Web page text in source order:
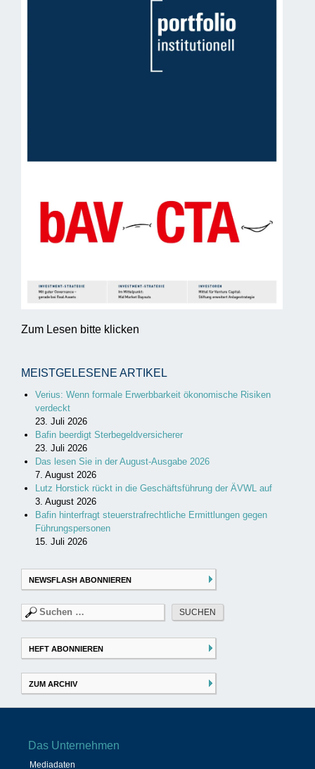
Zum Lesen bitte klicken
MEISTGELESENE ARTIKEL
Verius: Wenn formale Erwerbbarkeit ökonomische Risiken
verdeckt
23. Juli 2026
Bafin beerdigt Sterbegeldversicherer
23. Juli 2026
Das lesen Sie in der August-Ausgabe 2026
7. August 2026
Lutz Horstick rückt in die Geschäftsführung der ÄVWL auf
3. August 2026
Bafin hinterfragt steuerstrafrechtliche Ermittlungen gegen
Führungspersonen
15. Juli 2026
NEWSFLASH ABONNIEREN
Suchen
nach:
HEFT ABONNIEREN
ZUM ARCHIV
Das Unternehmen
Mediadaten